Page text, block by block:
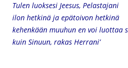
Tulen luoksesi Jeesus, Pelastajani
ilon hetkinä ja epätoivon hetkinä
kehenkään muuhun en voi luottaa
kuin Sinuun, rakas Herrani’